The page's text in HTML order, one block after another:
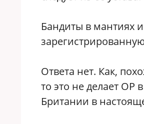
Бандиты в мантиях
Ответа нет. Как,
то это не делает ОР
Британии в